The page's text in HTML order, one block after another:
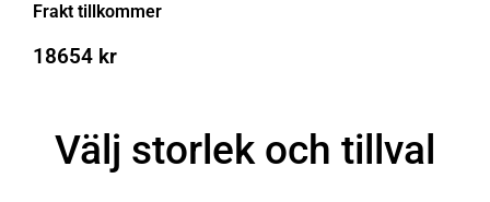
Frakt tillkommer
18654 kr
Välj storlek och tillval